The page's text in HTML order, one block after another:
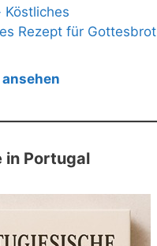
Köstliches
Rezept für Gottesbrot
in Portugal